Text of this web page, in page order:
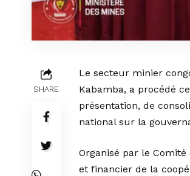
SHARE
Le secteur minier
Kabamba, a procédé
présentation, de
national sur la
Organisé par le
et financier de la